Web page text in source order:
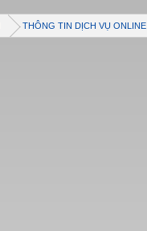
THÔNG TIN DỊCH VỤ ONLINE